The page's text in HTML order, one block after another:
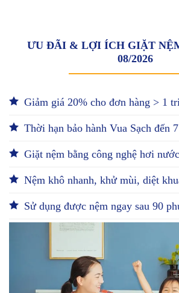
ƯU ĐÃI & LỢI ÍCH GIẶT
08/2026
Giảm giá 20% cho đơn hàng > 1
Thời hạn bảo hành Vua Sạch đến
Giặt nệm bằng công nghệ hơi
Nệm khô nhanh, khử mùi, diệt
Sử dụng được nệm ngay sau 90